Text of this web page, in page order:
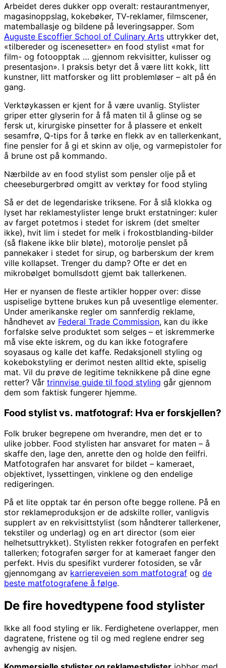
Arbeidet deres dukker opp overalt: restaurantmenyer,
magasinoppslag, kokebøker, TV-reklamer, filmscener,
matemballasje og bildene på leveringsapper. Som
Auguste Escoffier School of Culinary Arts uttrykker det,
«tilbereder og iscenesetter» en food stylist «mat for
film- og fotoopptak … gjennom rekvisitter, kulisser og
presentasjon». I praksis betyr det å være litt kokk, litt
kunstner, litt matforsker og litt problemløser – alt på én
gang.
Verktøykassen er kjent for å være uvanlig. Stylister
griper etter glyserin for å få maten til å glinse og se
fersk ut, kirurgiske pinsetter for å plassere et enkelt
sesamfrø, Q-tips for å tørke en flekk av en tallerkenkant,
fine pensler for å gi et skinn av olje, og varmepistoler for
å brune ost på kommando.
Nærbilde av en food stylist som pensler olje på et
cheeseburgerbrød omgitt av verktøy for food styling
Så er det de legendariske triksene. For å slå klokka og
lyset har reklamestylister lenge brukt erstatninger: kuler
av farget potetmos i stedet for iskrem (det smelter
ikke), hvit lim i stedet for melk i frokostblanding-bilder
(så flakene ikke blir bløte), motorolje penslet på
pannekaker i stedet for sirup, og barberskum der krem
ville kollapset. Trenger du damp? Ofte er det en
mikrobølget bomullsdott gjemt bak tallerkenen.
Her er nyansen de fleste artikler hopper over: disse
uspiselige byttene brukes kun på uvesentlige elementer.
Under amerikanske regler om sannferdig reklame,
håndhevet av Federal Trade Commission, kan du ikke
forfalske selve produktet som selges – et iskremmerke
må vise ekte iskrem, og du kan ikke fotografere
soyasaus og kalle det kaffe. Redaksjonell styling og
kokebokstyling er derimot nesten alltid ekte, spiselig
mat. Vil du prøve de legitime teknikkene på dine egne
retter? Vår trinnvise guide til food styling går gjennom
dem som faktisk fungerer hjemme.
Food stylist vs. matfotograf: Hva er forskjellen?
Folk bruker begrepene om hverandre, men det er to
ulike jobber. Food stylisten har ansvaret for maten – å
skaffe den, lage den, anrette den og holde den feilfri.
Matfotografen har ansvaret for bildet – kameraet,
objektivet, lyssettingen, vinklene og den endelige
redigeringen.
På et lite opptak tar én person ofte begge rollene. På en
stor reklameproduksjon er de adskilte roller, vanligvis
supplert av en rekvisittstylist (som håndterer tallerkener,
tekstiler og underlag) og en art director (som eier
helhetsuttrykket). Stylisten rekker fotografen en perfekt
tallerken; fotografen sørger for at kameraet fanger den
perfekt. Hvis du spesifikt vurderer fotosiden, se vår
gjennomgang av karriereveien som matfotograf og de
beste matfotografene å følge.
De fire hovedtypene food stylister
Ikke all food styling er lik. Ferdighetene overlapper, men
dagratene, fristene og til og med reglene endrer seg
avhengig av nisjen.